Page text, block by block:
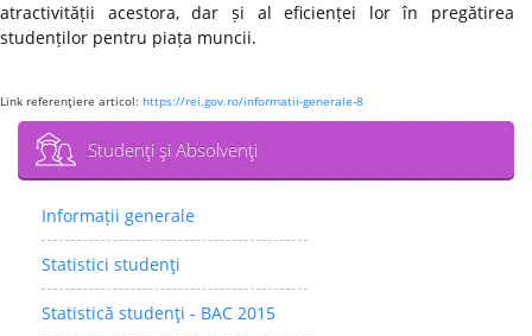
atractivității acestora, dar și al eficienței lor în pregătirea
studenților pentru piața muncii.
Link referenţiere articol: https://rei.gov.ro/informatii-generale-8
Studenţi şi Absolvenţi
Informații generale
Statistici studenţi
Statistică studenţi - BAC 2015